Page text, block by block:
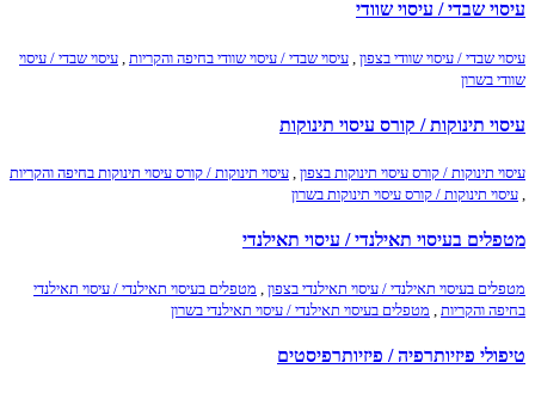
עיסוי שבדי / עיסוי שוודי
עיסוי שבדי / עיסוי שוודי בצפון עיסוי שבדי / עיסוי שוודי בחיפה והקריות
עיסוי שבדי / עיסוי
שוודי בשרון
עיסוי תינוקות / קורס עיסוי תינוקות
עיסוי תינוקות / קורס עיסוי תינוקות בצפון , עיסוי תינוקות / קורס עיסוי תינוקות בחיפה והקריות
, עיסוי תינוקות / קורס עיסוי תינוקות בשרון
מטפלים בעיסוי תאילנדי / עיסוי תאילנדי
מטפלים בעיסוי תאילנדי / עיסוי תאילנדי בצפון
מטפלים בעיסוי תאילנדי / עיסוי תאילנדי
בחיפה והקריות
מטפלים בעיסוי תאילנדי / עיסוי תאילנדי בשרון
טיפולי פיזיותרפיה / פיזיותרפיסטים